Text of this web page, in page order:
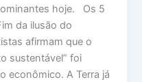
hoje. Os 5
da ilusão do
afirmam que o
sustentável” foi
econômico. A Terra já